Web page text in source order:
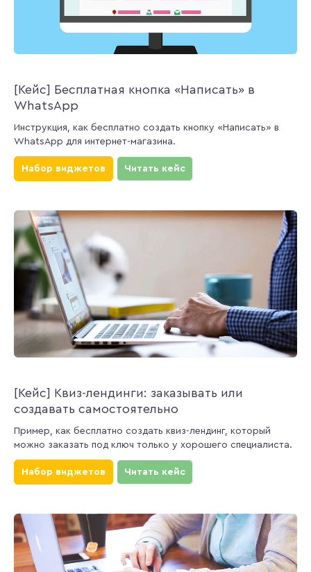
[Кейс] Бесплатная кнопка «Написать» в
WhatsApp
Инструкция, как бесплатно создать кнопку «Написать» в
WhatsApp для интернет-магазина.
Набор виджетов Читать кейс
[Кейс] Квиз-лендинги: заказывать или
создавать самостоятельно
Пример, как бесплатно создать квиз-лендинг, который
можно заказать под ключ только у хорошего специалиста.
Набор виджетов Читать кейс